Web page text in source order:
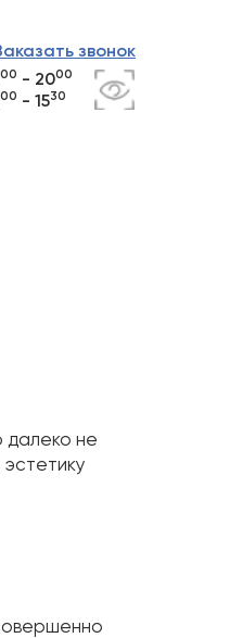
00 - 2000
00 - 1530
звонок
далеко не